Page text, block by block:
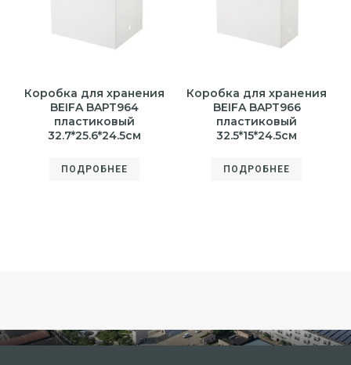
Коробка для хранения
BEIFA BAPT964
пластиковый
32.7*25.6*24.5см
ПОДРОБНЕЕ
Коробка для хранения
BEIFA BAPT966
пластиковый
32.5*15*24.5см
ПОДРОБНЕЕ